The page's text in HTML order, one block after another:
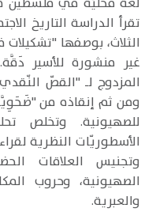
تقرأ الدراسة التاريخ
الثلاث، بوصفها
غير منشورة للأسير
المزدوج لـ "القصّ
ومن ثم إنقاذه من
للصهيونية. وتخلص
الأسطوريّات النظرية
وتجنيس العلاقات
الصهيونية، وحروب
والعبرية.